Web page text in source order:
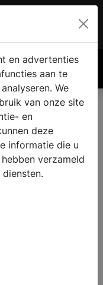
€ 0.00
of
en advertenties
aan te
We
van onze site
en
deze
informatie die u
verzameld